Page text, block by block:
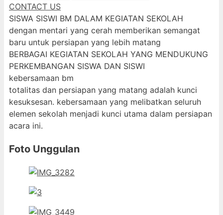
CONTACT US
SISWA SISWI BM DALAM KEGIATAN SEKOLAH
dengan mentari yang cerah memberikan semangat
baru untuk persiapan yang lebih matang
BERBAGAI KEGIATAN SEKOLAH YANG MENDUKUNG
PERKEMBANGAN SISWA DAN SISWI
kebersamaan bm
totalitas dan persiapan yang matang adalah kunci
kesuksesan. kebersamaan yang melibatkan seluruh
elemen sekolah menjadi kunci utama dalam persiapan
acara ini.
Foto Unggulan